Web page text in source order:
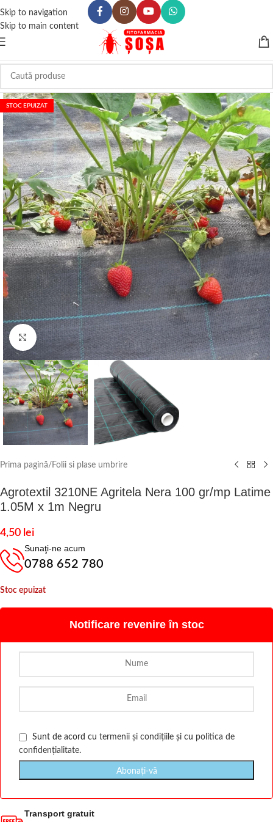
Skip to navigation
Skip to main content
STOC EPUIZAT
Click to enlarge
Prima pagină/Folii si plase umbrire
Agrotextil 3210NE Agritela Nera 100 gr/mp Latime
1.05M x 1m Negru
4,50 lei
Sunaţi-ne acum
0788 652 780
Stoc epuizat
Notificare revenire în stoc
Sunt de acord cu termenii și condițiile și cu politica de
confidențialitate.
Transport gratuit